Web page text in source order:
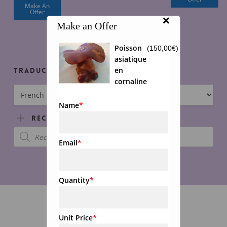
Make an Offer ×
Poisson
asiatique
en
cornaline
(150,00€)
Name*
Email*
Quantity*
Unit Price*
était :
200,00€.
actuel
est :
150,00€.
Make An
Offer
Traducteur
Rechercher Articles
Recherche
de
produits